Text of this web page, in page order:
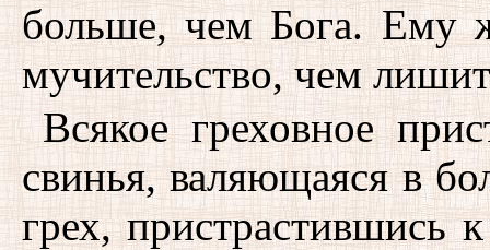
больше, чем Бога. Ему
мучительство, чем
Всякое греховное
свинья, валяющаяся в
грех, пристрастившись